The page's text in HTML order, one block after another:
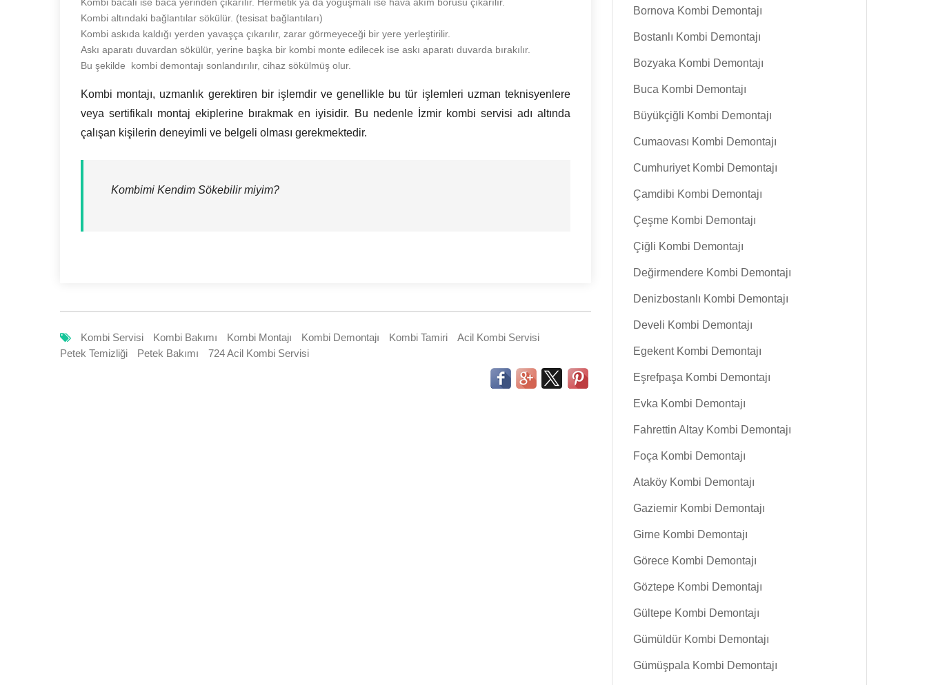
Kombi bacalı ise baca yerinden çıkarılır. Hermetik ya da yoğuşmalı ise hava akım borusu çıkarılır.
Kombi altındaki bağlantılar sökülür. (tesisat bağlantıları)
Kombi askıda kaldığı yerden yavaşça çıkarılır, zarar görmeyeceği bir yere yerleştirilir.
Askı aparatı duvardan sökülür, yerine başka bir kombi monte edilecek ise askı aparatı duvarda bırakılır.
Bu şekilde kombi demontajı sonlandırılır, cihaz sökülmüş olur.
Kombi montajı, uzmanlık gerektiren bir işlemdir ve genellikle bu tür işlemleri uzman teknisyenlere
veya sertifikalı montaj ekiplerine bırakmak en iyisidir. Bu nedenle İzmir kombi servisi adı altında
çalışan kişilerin deneyimli ve belgeli olması gerekmektedir.
Kombimi Kendim Sökebilir miyim?
Kombi Servisi Kombi Bakımı Kombi Montajı Kombi Demontajı Kombi Tamiri
Acil Kombi Servisi
Petek Temizliği
Petek Bakımı 724 Acil Kombi Servisi
Bornova Kombi Demontajı
Bostanlı Kombi Demontajı
Bozyaka Kombi Demontajı
Buca Kombi Demontajı
Büyükçiğli Kombi Demontajı
Cumaovası Kombi Demontajı
Cumhuriyet Kombi Demontajı
Çamdibi Kombi Demontajı
Çeşme Kombi Demontajı
Çiğli Kombi Demontajı
Değirmendere Kombi Demontajı
Denizbostanlı Kombi Demontajı
Develi Kombi Demontajı
Egekent Kombi Demontajı
Eşrefpaşa Kombi Demontajı
Evka Kombi Demontajı
Fahrettin Altay Kombi Demontajı
Foça Kombi Demontajı
Ataköy Kombi Demontajı
Gaziemir Kombi Demontajı
Girne Kombi Demontajı
Görece Kombi Demontajı
Göztepe Kombi Demontajı
Gültepe Kombi Demontajı
Gümüldür Kombi Demontajı
Gümüşpala Kombi Demontajı